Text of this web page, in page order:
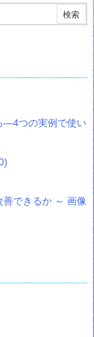
―4つの実例で使い
できるか ～ 画像